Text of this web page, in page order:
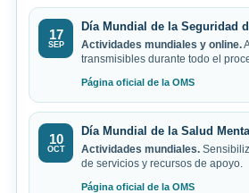
17
SEP
Día Mundial de la Seguridad
Actividades mundiales y online.
transmisibles durante todo el
Página oficial de la OMS
10
OCT
Día Mundial de la Salud
Actividades mundiales.
de servicios y recursos de apoyo.
Página oficial de la OMS